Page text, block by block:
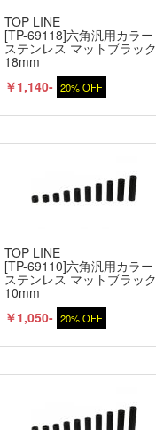
TOP LINE
[TP-69118]六角汎用カラー
ステンレス マットブラック
18mm
￥1,140- 20% OFF
TOP LINE
[TP-69110]六角汎用カラー
ステンレス マットブラック
10mm
￥1,050- 20% OFF